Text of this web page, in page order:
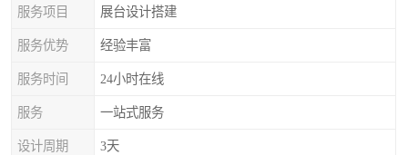
服务项目 展台设计搭建
服务优势 经验丰富
服务时间 24小时在线
服务 一站式服务
设计周期 3天